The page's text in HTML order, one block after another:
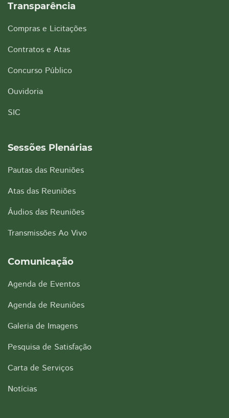
Transparência
Compras e Licitações
Contratos e Atas
Concurso Público
Ouvidoria
SIC
Sessões Plenárias
Pautas das Reuniões
Atas das Reuniões
Áudios das Reuniões
Transmissões Ao Vivo
Comunicação
Agenda de Eventos
Agenda de Reuniões
Galeria de Imagens
Pesquisa de Satisfação
Carta de Serviços
Notícias